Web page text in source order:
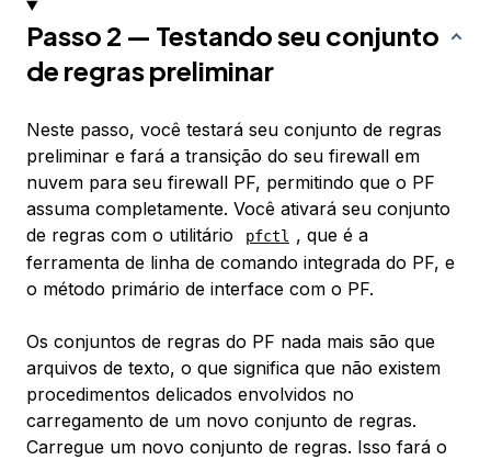
Passo 2 — Testando seu conjunto
de regras preliminar
Neste passo, você testará seu conjunto de regras
preliminar e fará a transição do seu firewall em
nuvem para seu firewall PF, permitindo que o PF
assuma completamente. Você ativará seu conjunto
de regras com o utilitário
pfctl
, que é a
ferramenta de linha de comando integrada do PF, e
o método primário de interface com o PF.
Os conjuntos de regras do PF nada mais são que
arquivos de texto, o que significa que não existem
procedimentos delicados envolvidos no
carregamento de um novo conjunto de regras.
Carregue um novo conjunto de regras. Isso fará o